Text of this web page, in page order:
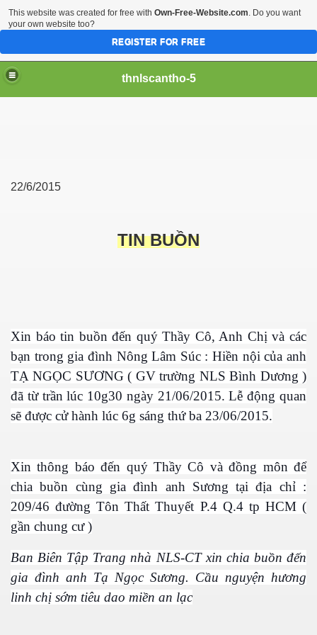
thnlscantho-5
22/6/2015
TIN BUỒN
Xin báo tin buồn đến quý Thầy Cô, Anh Chị và các
bạn trong gia đình Nông Lâm Súc : Hiền nội của anh
TẠ NGỌC SƯƠNG ( GV trường NLS Bình Dương )
đã từ trần lúc 10g30 ngày 21/06/2015. Lễ động quan
sẽ được cử hành lúc 6g sáng thứ ba 23/06/2015.
Xin thông báo đến quý Thầy Cô và đồng môn để
chia buồn cùng gia đình anh Sương tại địa chỉ :
209/46 đường Tôn Thất Thuyết P.4 Q.4 tp HCM (
gần chung cư )
Ban Biên Tập Trang nhà NLS-CT xin chia buồn đến
gia đình anh Tạ Ngọc Sương. Cầu nguyện hương
linh chị sớm tiêu dao miền an lạc
Giang
This website was created for free with Own-Free-Website.com. Do you want
your own website too?
REGISTER FOR FREE